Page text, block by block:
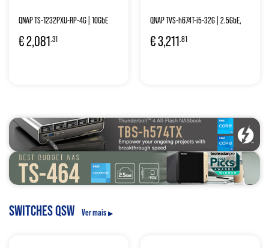
QNAP TS-1232PXU-RP-4G | 10GbE
PCIe Slot, Redundant Power, 3U
€2,081.31
QNAP TVS-h674T-i5-32G | 2.5GbE,
i5-12400, 32GB RAM, M.2 Slots, PCIe
€3,211.81
SWITCHES QSW Ver mais